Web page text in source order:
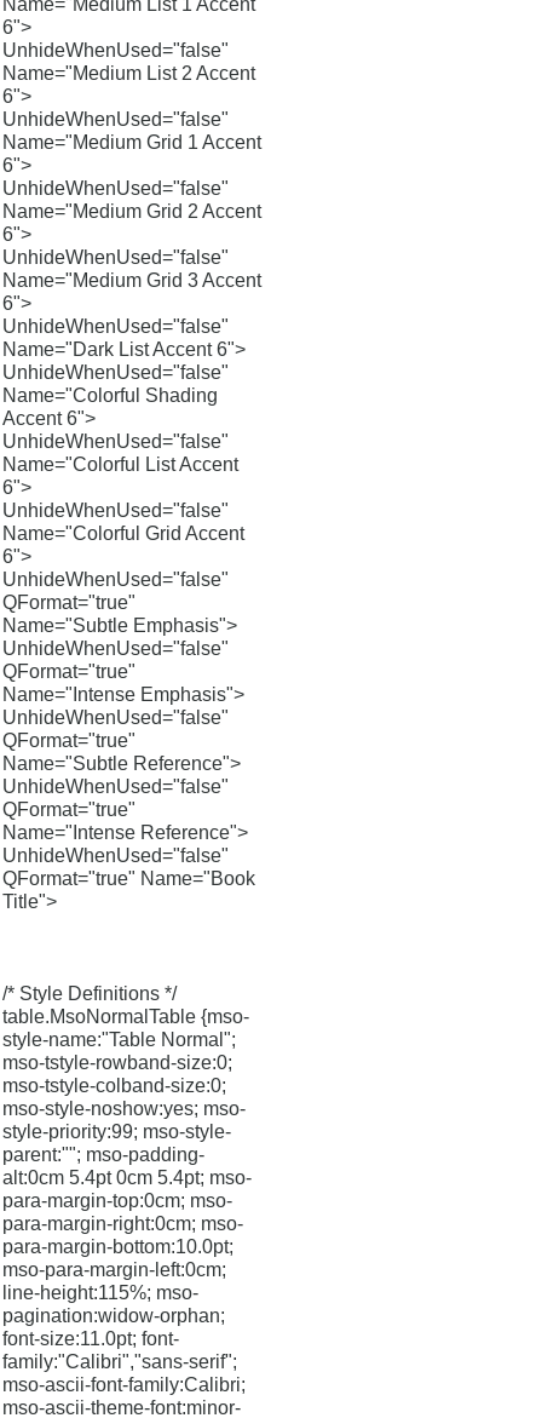
6">
UnhideWhenUsed="false"
Name="Medium List 2 Accent
6">
UnhideWhenUsed="false"
Name="Medium Grid 1 Accent
6">
UnhideWhenUsed="false"
Name="Medium Grid 2 Accent
6">
UnhideWhenUsed="false"
Name="Medium Grid 3 Accent
6">
UnhideWhenUsed="false"
Name="Dark List Accent 6">
UnhideWhenUsed="false"
Name="Colorful Shading
Accent 6">
UnhideWhenUsed="false"
Name="Colorful List Accent
6">
UnhideWhenUsed="false"
Name="Colorful Grid Accent
6">
UnhideWhenUsed="false"
QFormat="true"
Name="Subtle Emphasis">
UnhideWhenUsed="false"
QFormat="true"
Name="Intense Emphasis">
UnhideWhenUsed="false"
QFormat="true"
Name="Subtle Reference">
UnhideWhenUsed="false"
QFormat="true"
Name="Intense Reference">
UnhideWhenUsed="false"
QFormat="true" Name="Book
Title">
/* Style Definitions */
table.MsoNormalTable {mso-
style-name:"Table Normal";
mso-tstyle-rowband-size:0;
mso-tstyle-colband-size:0;
mso-style-noshow:yes; mso-
style-priority:99; mso-style-
parent:""; mso-padding-
alt:0cm 5.4pt 0cm 5.4pt; mso-
para-margin-top:0cm; mso-
para-margin-right:0cm; mso-
para-margin-bottom:10.0pt;
mso-para-margin-left:0cm;
line-height:115%; mso-
pagination:widow-orphan;
font-size:11.0pt; font-
family:"Calibri","sans-serif";
mso-ascii-font-family:Calibri;
mso-ascii-theme-font:minor-